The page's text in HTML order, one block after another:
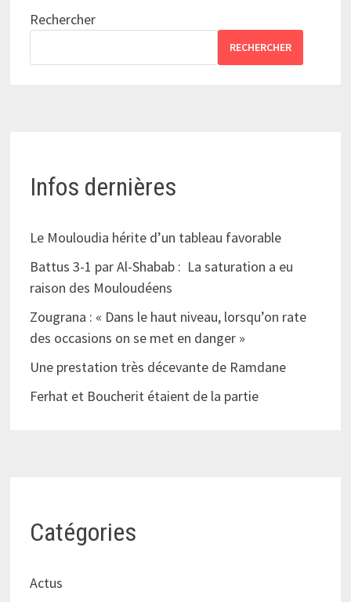
Rechercher
RECHERCHER
Infos dernières
Le Mouloudia hérite d’un tableau favorable
Battus 3-1 par Al-Shabab : La saturation a eu
raison des Mouloudéens
Zougrana : « Dans le haut niveau, lorsqu’on rate
des occasions on se met en danger »
Une prestation très décevante de Ramdane
Ferhat et Boucherit étaient de la partie
Catégories
Actus